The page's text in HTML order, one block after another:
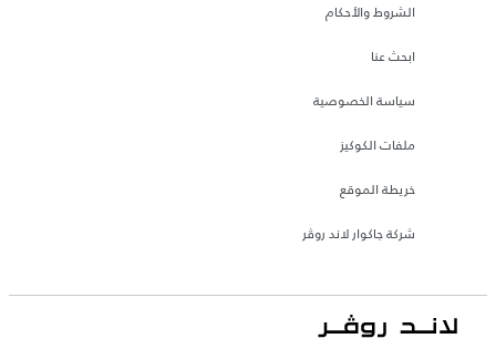
الشروط والأحكام
ابحث عنا
سياسة الخصوصية
ملفات الكوكيز
خريطة الموقع
شركة جاكوار لاند روڤر